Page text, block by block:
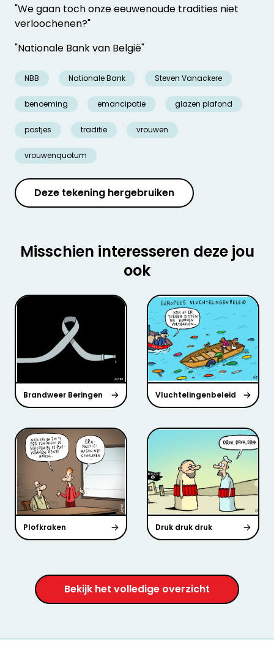
"We gaan toch onze eeuwenoude tradities niet
verloochenen?"
"Nationale Bank van België"
NBB Nationale Bank Steven Vanackere
benoeming emancipatie glazen plafond
postjes traditie vrouwen
vrouwenquotum
Deze tekening hergebruiken
Misschien interesseren deze jou
ook
Brandweer Beringen Vluchtelingenbeleid
Plofkraken Druk druk druk
Bekijk het volledige overzicht